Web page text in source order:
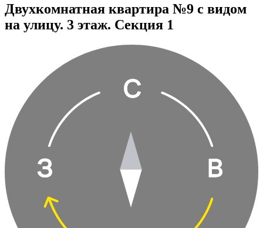
Двухкомнатная квартира №9 с видом
на улицу. 3 этаж. Секция 1